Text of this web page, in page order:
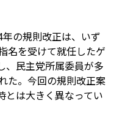
の規則改正は、いず
名を受けて就任したゲ
、民主党所属委員が多
た。今回の規則改正案
とは大きく異なってい